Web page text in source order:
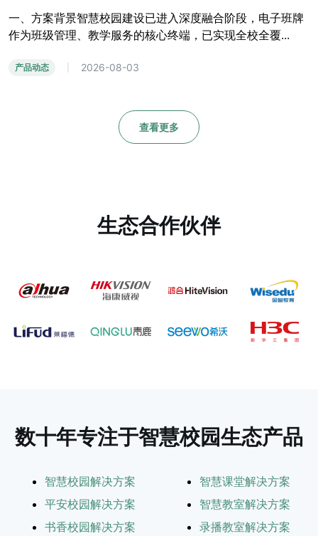
一、方案背景智慧校园建设已进入深度融合阶段，电子班牌
作为班级管理、教学服务的核心终端，已实现全校全覆...
产品动态 2026-08-03
查看更多
生态合作伙伴
数十年专注于智慧校园生态产品
智慧校园解决方案
平安校园解决方案
书香校园解决方案
智慧课堂解决方案
智慧教室解决方案
录播教室解决方案